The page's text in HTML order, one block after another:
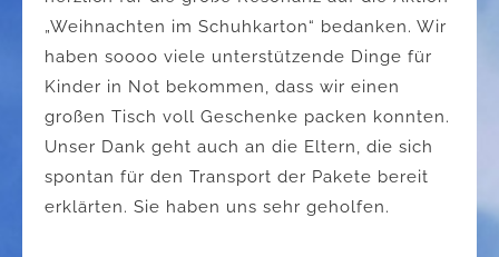
„Weihnachten im Schuhkarton“ bedanken. Wir
haben soooo viele unterstützende Dinge für
Kinder in Not bekommen, dass wir einen
großen Tisch voll Geschenke packen konnten.
Unser Dank geht auch an die Eltern, die sich
spontan für den Transport der Pakete bereit
erklärten. Sie haben uns sehr geholfen.